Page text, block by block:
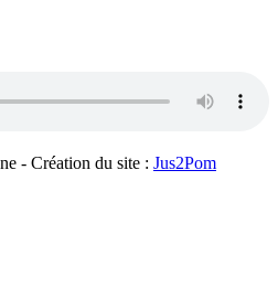
- Création du site : Jus2Pom